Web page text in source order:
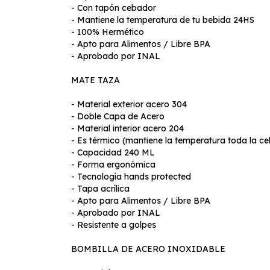
- Con tapón cebador
- Mantiene la temperatura de tu bebida 24HS
- 100% Hermético
- Apto para Alimentos / Libre BPA
- Aprobado por INAL
MATE TAZA
- Material exterior acero 304
- Doble Capa de Acero
- Material interior acero 204
- Es térmico (mantiene la temperatura toda la
- Capacidad 240 ML
- Forma ergonómica
- Tecnología hands protected
- Tapa acrílica
- Apto para Alimentos / Libre BPA
- Aprobado por INAL
- Resistente a golpes
BOMBILLA DE ACERO INOXIDABLE